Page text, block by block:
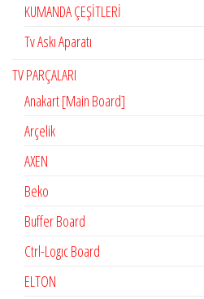
KUMANDA ÇEŞİTLERİ
Tv Askı Aparatı
TV PARÇALARI
Anakart [Main Board]
Arçelik
AXEN
Beko
Buffer Board
Ctrl-Logıc Board
ELTON